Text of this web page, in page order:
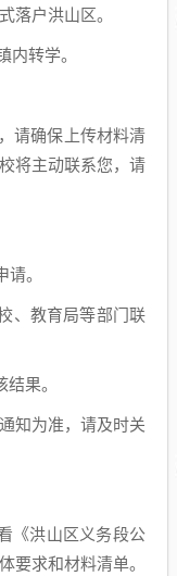
落户洪山区。
转学。
请确保上传材料清
将主动联系您，请
。
、教育局等部门联
果。
知为准，请及时关
《洪山区义务段公
要求和材料清单。